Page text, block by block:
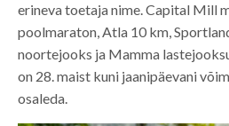
erineva toetaja nime. Capital Mill
poolmaraton, Atla 10 km,
noortejooks ja Mamma
on 28. maist kuni jaanipäevani
osaleda.